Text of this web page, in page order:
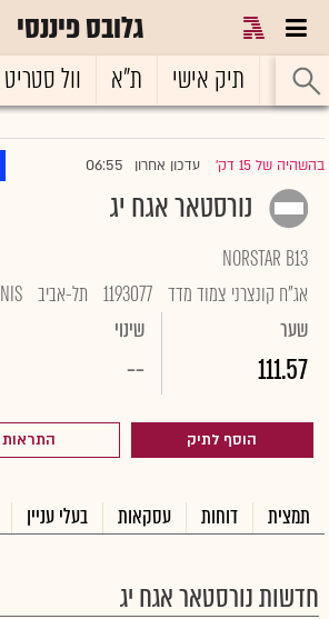
גלובס פיננסי
ראשי תיק אישי ת"א וול סטריט
בהשהיה של 15 דק' |עדכון אחרון 06:55
נורסטאר אגח יג
NORSTAR B13
אג"ח קונצרני צמוד מדד 1193077 תל-אביב NIS
שער
111.57
שינוי
--
הוסף לתיק התראות
תמצית דוחות עסקאות בעלי עניין
חדשות נורסטאר אגח יג